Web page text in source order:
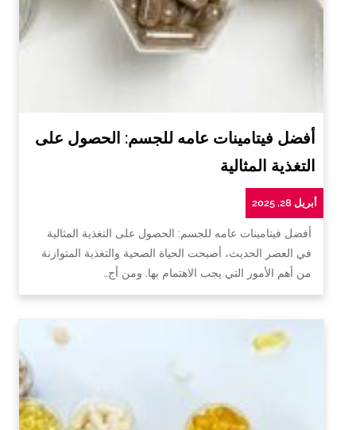
أفضل فيتامينات عامه للجسم: الحصول على
التغذية المثالية
أبريل 28, 2025
أفضل فيتامينات عامه للجسم: الحصول على التغذية المثالية
في العصر الحديث، أصبحت الحياة الصحية والتغذية المتوازنة
من أهم الأمور التي يجب الاهتمام بها. ومن أج…